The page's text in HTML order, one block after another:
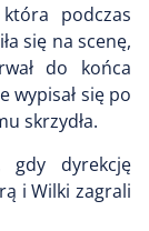
podczas
się na scenę,
do końca
wypisał się po
skrzydła.
gdy dyrekcję
i Wilki zagrali